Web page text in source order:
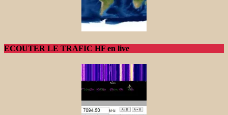
ECOUTER LE TRAFIC HF en live